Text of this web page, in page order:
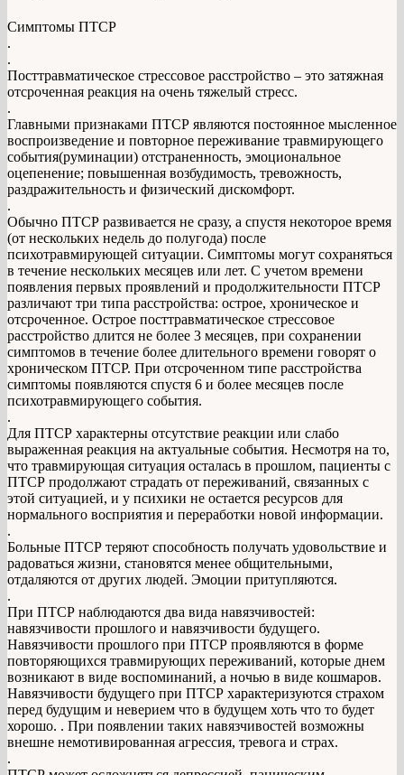
Симптомы ПТСР
.
.
Посттравматическое стрессовое расстройство – это затяжная
отсроченная реакция на очень тяжелый стресс.
.
Главными признаками ПТСР являются постоянное мысленное
воспроизведение и повторное переживание травмирующего
события(руминации) отстраненность, эмоциональное
оцепенение; повышенная возбудимость, тревожность,
раздражительность и физический дискомфорт.
.
Обычно ПТСР развивается не сразу, а спустя некоторое время
(от нескольких недель до полугода) после
психотравмирующей ситуации. Симптомы могут сохраняться
в течение нескольких месяцев или лет. С учетом времени
появления первых проявлений и продолжительности ПТСР
различают три типа расстройства: острое, хроническое и
отсроченное. Острое посттравматическое стрессовое
расстройство длится не более 3 месяцев, при сохранении
симптомов в течение более длительного времени говорят о
хроническом ПТСР. При отсроченном типе расстройства
симптомы появляются спустя 6 и более месяцев после
психотравмирующего события.
.
Для ПТСР характерны отсутствие реакции или слабо
выраженная реакция на актуальные события. Несмотря на то,
что травмирующая ситуация осталась в прошлом, пациенты с
ПТСР продолжают страдать от переживаний, связанных с
этой ситуацией, и у психики не остается ресурсов для
нормального восприятия и переработки новой информации.
.
Больные ПТСР теряют способность получать удовольствие и
радоваться жизни, становятся менее общительными,
отдаляются от других людей. Эмоции притупляются.
.
При ПТСР наблюдаются два вида навязчивостей:
навязчивости прошлого и навязчивости будущего.
Навязчивости прошлого при ПТСР проявляются в форме
повторяющихся травмирующих переживаний, которые днем
возникают в виде воспоминаний, а ночью в виде кошмаров.
Навязчивости будущего при ПТСР характеризуются страхом
перед будущим и неверием что в будущем хоть что то будет
хорошо. . При появлении таких навязчивостей возможны
внешне немотивированная агрессия, тревога и страх.
.